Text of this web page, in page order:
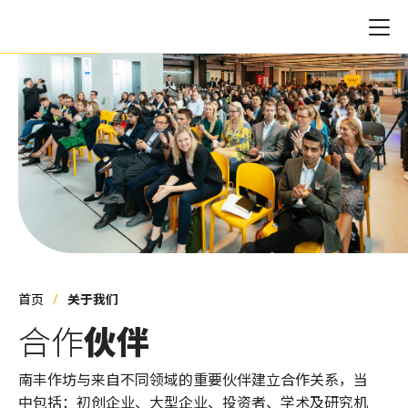
首页 关于我们
合作伙伴
南丰作坊与来自不同领域的重要伙伴建立合作关系，当
中包括：初创企业、大型企业、投资者、学术及研究机